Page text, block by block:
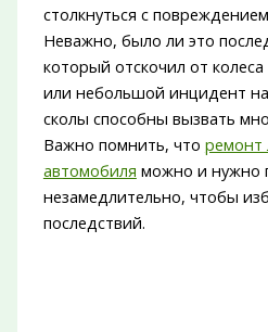
столкнуться с
Неважно, было ли это
который отскочил от
или небольшой инцидент
сколы способны вызвать
Важно помнить, что ремонт
автомобиля можно и нужно
незамедлительно, чтобы
последствий.